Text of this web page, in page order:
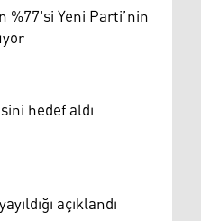
%77'si Yeni Parti’nin
hedef aldı
açıklandı